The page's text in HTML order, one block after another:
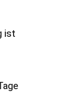
ist